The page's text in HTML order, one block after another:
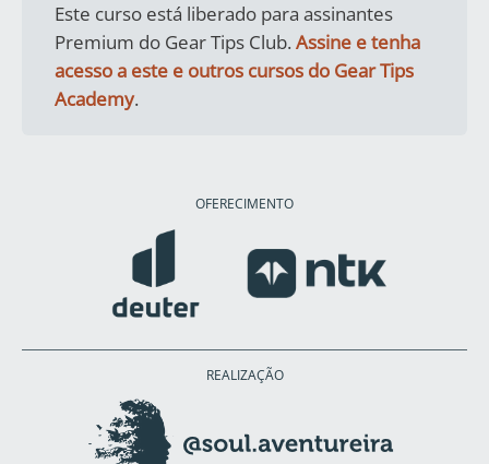
REALIZAÇÃO
OFERECIMENTO
Este curso está liberado para assinantes
Premium do Gear Tips Club. Assine e tenha
acesso a este e outros cursos do Gear Tips
Academy.